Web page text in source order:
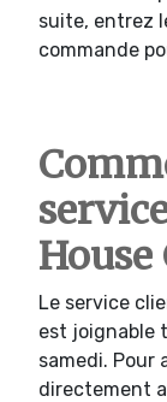
suite, entrez
commande
House
Le service
est joignable
samedi. Pour
directement